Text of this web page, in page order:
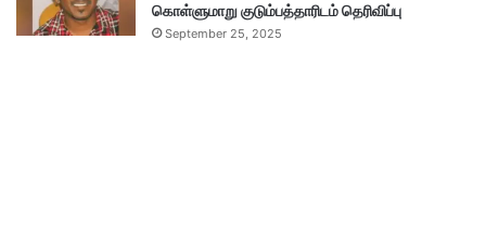
கொள்ளுமாறு குடும்பத்தாரிடம் தெரிவிப்பு
September 25, 2025